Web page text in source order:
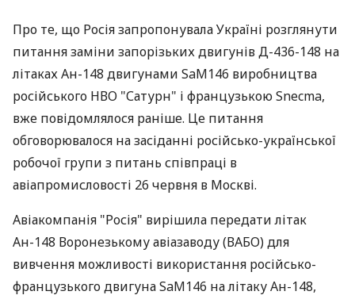
Про те, що Росія запропонувала Україні розглянути
питання заміни запорізьких двигунів Д-436-148 на
літаках Ан-148 двигунами SaM146 виробництва
російського НВО "Сатурн" і французькою Snecma,
вже повідомлялося раніше. Це питання
обговорювалося на засіданні російсько-української
робочої групи з питань співпраці в
авіапромисловості 26 червня в Москві.
Авіакомпанія "Росія" вирішила передати літак
Ан-148 Воронезькому авіазаводу (ВАБО) для
вивчення можливості використання російсько-
французького двигуна SaM146 на літаку Ан-148,